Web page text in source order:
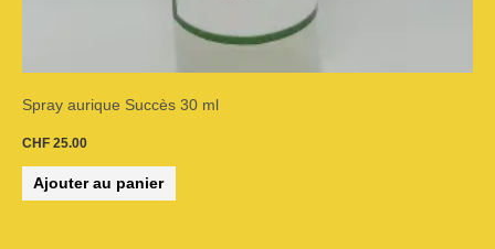
Spray aurique Succès 30 ml
CHF 25.00
Ajouter au panier